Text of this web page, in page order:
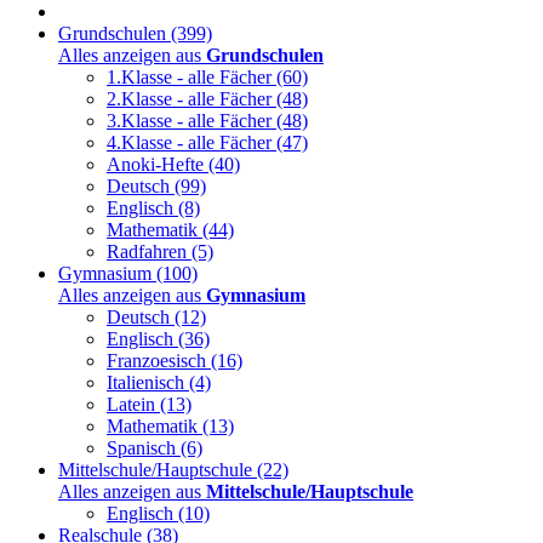
Grundschulen (399)
Alles anzeigen aus Grundschulen
1.Klasse - alle Fächer(60)
2.Klasse - alle Fächer(48)
3.Klasse - alle Fächer(48)
4.Klasse - alle Fächer(47)
Anoki-Hefte (40)
Deutsch (99)
Englisch (8)
Mathematik (44)
Radfahren (5)
Gymnasium (100)
Alles anzeigen aus Gymnasium
Deutsch (12)
Englisch (36)
Franzoesisch (16)
Italienisch (4)
Latein (13)
Mathematik (13)
Spanisch (6)
Mittelschule/Hauptschule (22)
Alles anzeigen aus Mittelschule/Hauptschule
Englisch (10)
Realschule (38)